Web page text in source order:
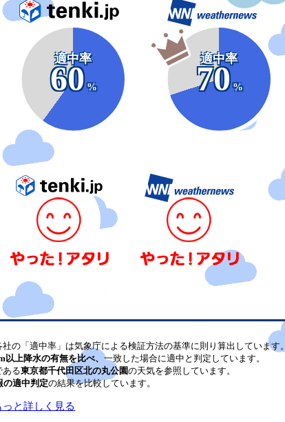
適中率
60
%
適中率
70
%
社の「適中率」は気象庁による検証方法の基準に則り算出しています。
以上降水の有無を比べ、 一致した場合に適中と判定しています。
る東京都千代田区北の丸公園の天気を参照しています。
の適中判定の結果を比較しています。
っと詳しく見る